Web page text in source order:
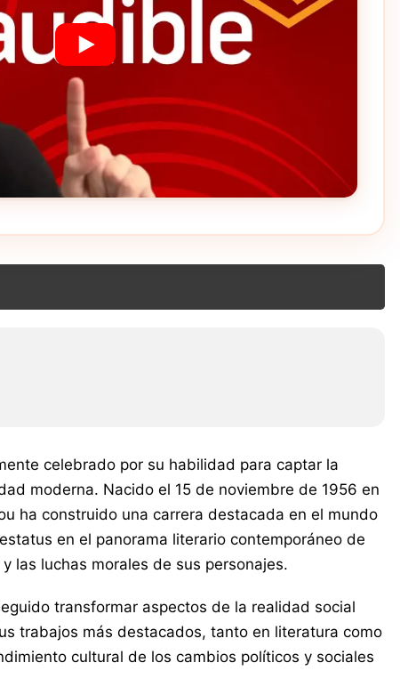
celebrado por su habilidad para captar la
moderna. Nacido el 15 de noviembre de 1956 en
ha construido una carrera destacada en el mundo
en el panorama literario contemporáneo de
las luchas morales de sus personajes.
transformar aspectos de la realidad social
trabajos más destacados, tanto en literatura como
cultural de los cambios políticos y sociales